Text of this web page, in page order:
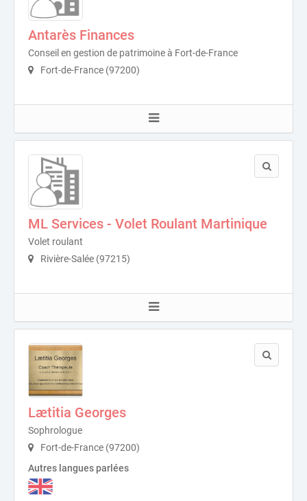
Antarès Finances
Conseil en gestion de patrimoine à Fort-de-France
Fort-de-France (97200)
ML Services - Volet Roulant Martinique
Volet roulant
Rivière-Salée (97215)
Lætitia Georges
Sophrologue
Fort-de-France (97200)
Autres langues parlées